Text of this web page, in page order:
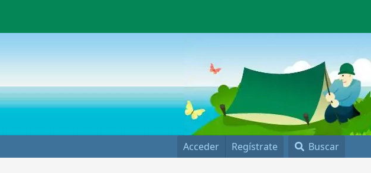
Acceder Regístrate Buscar